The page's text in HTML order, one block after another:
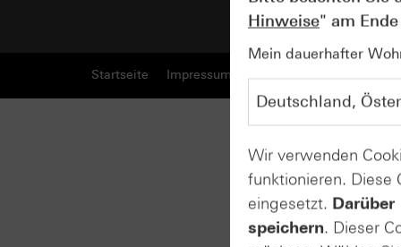
Startseite Impressum
Hinweise" am
Mein dauerhafter
Wir verwenden
funktionieren. Diese
eingesetzt.
speichern. Dieser